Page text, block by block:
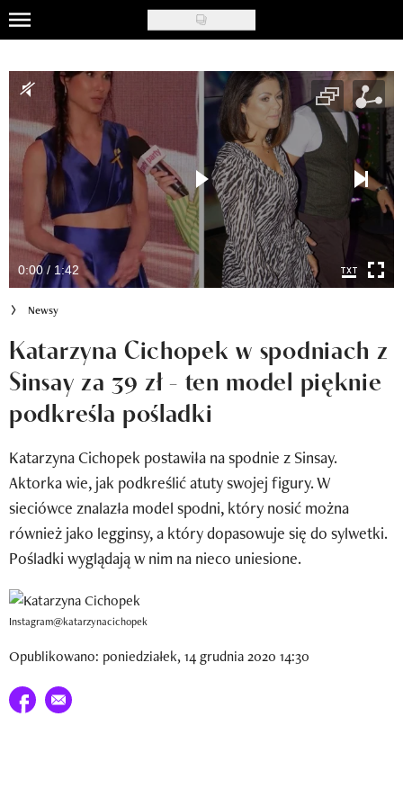
Skip
to
main
content
Moda
Ślub i wesele
Styl życia
Nasze akcje
Inspiracje
Newsy
Newsletter
Wizaz Summer Influ School
Mój profil / Zarejestruj się
0:00 / 1:42
Newsy
Katarzyna Cichopek w spodniach z
Sinsay za 39 zł - ten model pięknie
podkreśla pośladki
Katarzyna Cichopek postawiła na spodnie z Sinsay.
Aktorka wie, jak podkreślić atuty swojej figury. W
sieciówce znalazła model spodni, który nosić można
również jako legginsy, a który dopasowuje się do sylwetki.
Pośladki wyglądają w nim na nieco uniesione.
Instagram@katarzynacichopek
Opublikowano: poniedziałek, 14 grudnia 2020 14:30
Udostępnij na facebook
E-mail do przyjaciela